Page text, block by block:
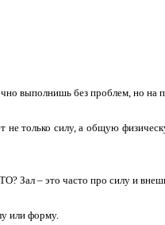
выполнишь без проблем, но на
не только силу, а общую
Зал – это часто про силу и
или форму.